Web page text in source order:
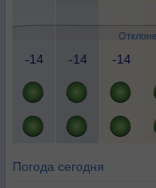
-14 -14 -14
Погода сегодня